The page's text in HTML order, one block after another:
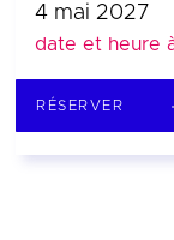
4 mai 2027
date et heure
RÉSERVER